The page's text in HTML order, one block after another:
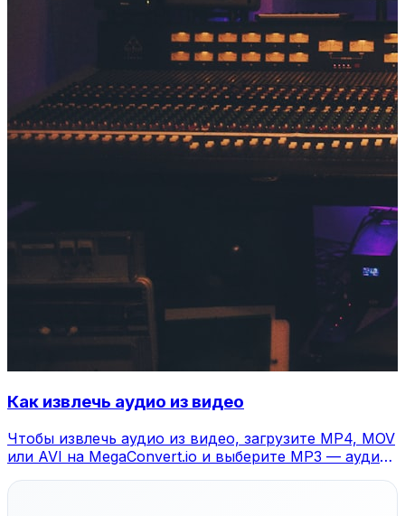
Как извлечь аудио из видео
Чтобы извлечь аудио из видео, загрузите MP4, MOV
или AVI на MegaConvert.io и выберите MP3 — аудио